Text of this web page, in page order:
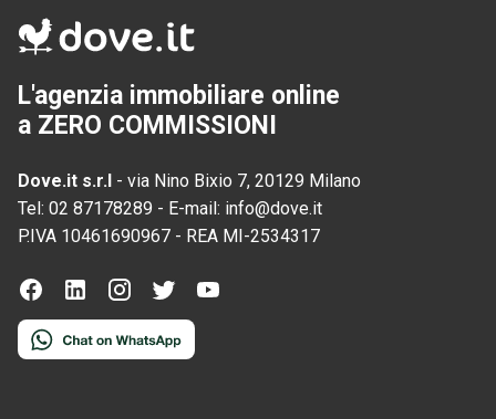
L'agenzia immobiliare online
a ZERO COMMISSIONI
Dove.it s.r.l - via Nino Bixio 7, 20129 Milano
Tel: 02 87178289 - E-mail: info@dove.it
P.IVA 10461690967 - REA MI-2534317